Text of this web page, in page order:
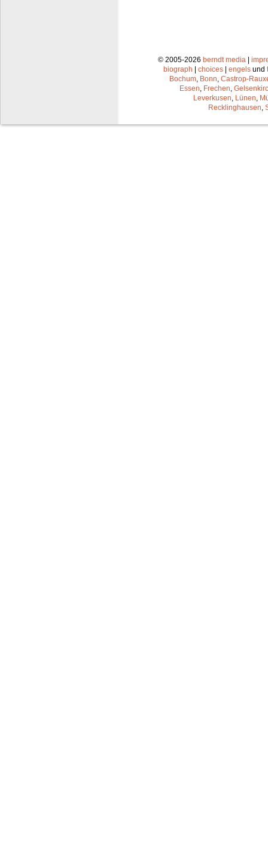
© 2005-2026 berndt media |
biograph | choices | engels und
Bochum Bonn Castrop-
Essen Frechen
Leverkusen Lünen
Recklinghausen